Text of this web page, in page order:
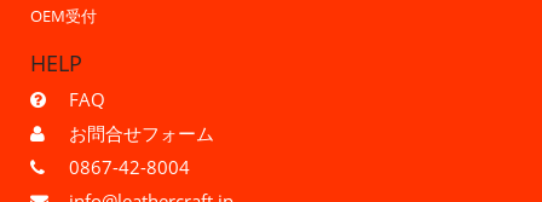
OEM受付
HELP
FAQ
お問合せフォーム
0867-42-8004